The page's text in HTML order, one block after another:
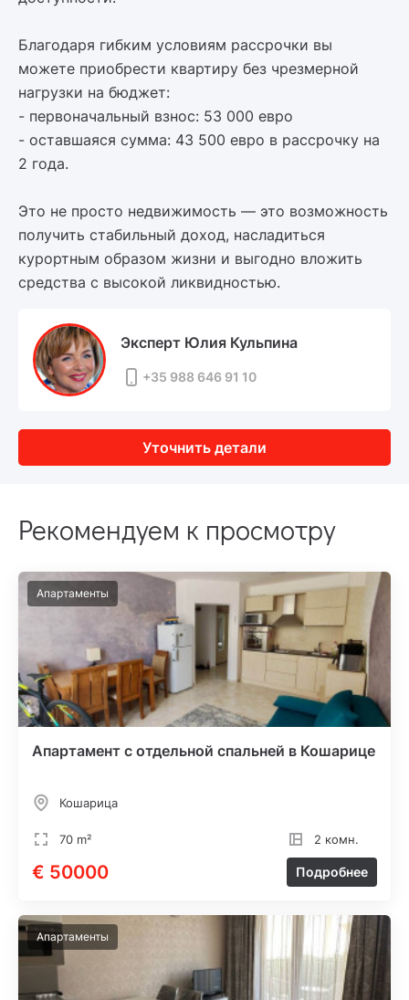
Благодаря гибким условиям рассрочки вы
можете приобрести квартиру без чрезмерной
нагрузки на бюджет:
- первоначальный взнос: 53 000 евро
- оставшаяся сумма: 43 500 евро в рассрочку на
2 года.
Это не просто недвижимость — это возможность
получить стабильный доход, насладиться
курортным образом жизни и выгодно вложить
средства с высокой ликвидностью.
Эксперт Юлия Кульпина
+35 988 646 91 10
Уточнить детали
Рекомендуем к просмотру
Апартаменты
Апартамент с отдельной спальней в Кошарице
Кошарица
70 m² 2 комн.
€ 50000 Подробнее
Апартаменты